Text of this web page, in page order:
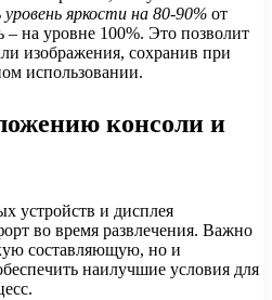
яркости на 80-90% от
– на уровне 100%. Это позволит
изображения, сохранив при
использовании.
консоли и
устройств и дисплея
во время развлечения. Важно
составляющую, но и
наилучшие условия для